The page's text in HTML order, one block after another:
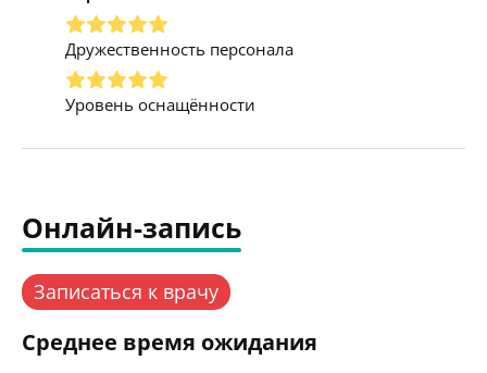
Дружественность персонала
Уровень оснащённости
Онлайн-запись
Записаться к врачу
Среднее время ожидания